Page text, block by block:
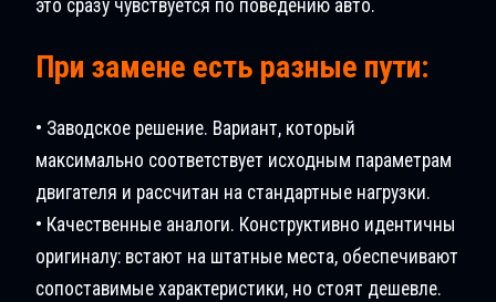
это сразу чувствуется по поведению авто.
При замене есть разные пути:
• Заводское решение. Вариант, который
максимально соответствует исходным параметрам
двигателя и рассчитан на стандартные нагрузки.
• Качественные аналоги. Конструктивно идентичны
оригиналу: встают на штатные места, обеспечивают
сопоставимые характеристики, но стоят дешевле.